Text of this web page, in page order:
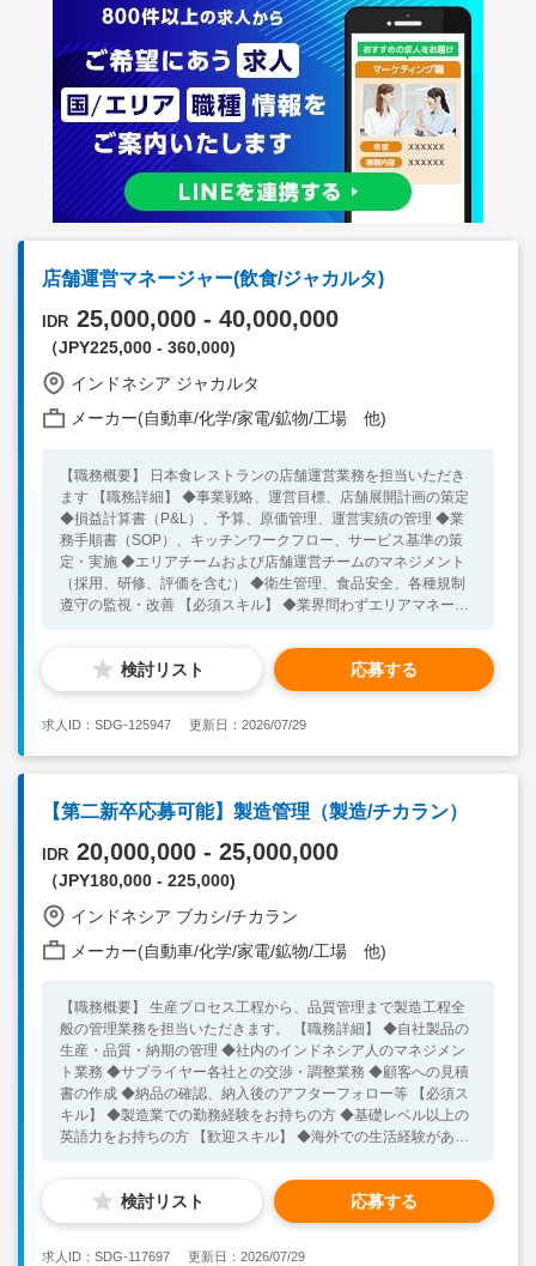
店舗運営マネージャー(飲食/ジャカルタ)
IDR 25,000,000 - 40,000,000
（JPY225,000 - 360,000)
インドネシア ジャカルタ
メーカー(自動車/化学/家電/鉱物/工場 他)
【職務概要】 日本食レストランの店舗運営業務を担当いただき
ます 【職務詳細】 ◆事業戦略、運営目標、店舗展開計画の策定
◆損益計算書（P&L）、予算、原価管理、運営実績の管理 ◆業
務手順書（SOP）、キッチンワークフロー、サービス基準の策
定・実施 ◆エリアチームおよび店舗運営チームのマネジメント
（採用、研修、評価を含む） ◆衛生管理、食品安全、各種規制
遵守の監視・改善 【必須スキル】 ◆業界問わずエリアマネージ
語でコミュニケーションが可能な方 【歓迎スキル】 ◆飲食業界
でのご経験をお持ちの方 ◆東南アジアで在住、渡航経験がある
方
検討リスト 応募する
求人ID：SDG-125947 更新日：2026/07/29
【第二新卒応募可能】製造管理（製造/チカラン）
IDR 20,000,000 - 25,000,000
（JPY180,000 - 225,000)
インドネシア ブカシ/チカラン
メーカー(自動車/化学/家電/鉱物/工場 他)
【職務概要】 生産プロセス工程から、品質管理まで製造工程全
般の管理業務を担当いただきます。 【職務詳細】 ◆自社製品の
生産・品質・納期の管理 ◆社内のインドネシア人のマネジメン
ト業務 ◆サプライヤー各社との交渉・調整業務 ◆顧客への見積
書の作成 ◆納品の確認、納入後のアフターフォロー等 【必須ス
キル】 ◆製造業での勤務経験をお持ちの方 ◆基礎レベル以上の
英語力をお持ちの方 【歓迎スキル】 ◆海外での生活経験がある
検討リスト 応募する
求人ID：SDG-117697 更新日：2026/07/29